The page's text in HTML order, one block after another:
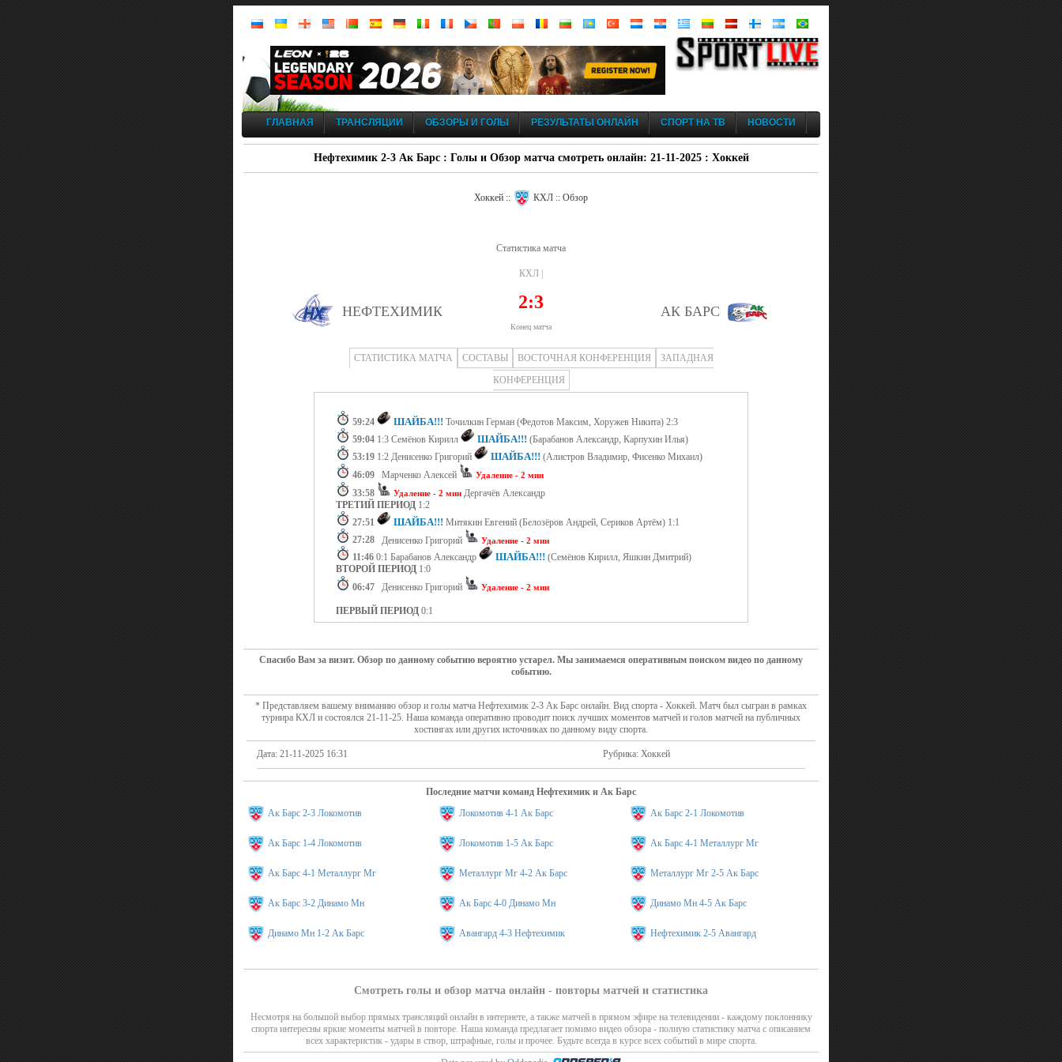
ГЛАВНАЯ ТРАНСЛЯЦИИ ОБЗОРЫ И ГОЛЫ РЕЗУЛЬТАТЫ ОНЛАЙН СПОРТ НА ТВ НОВОСТИ
Нефтехимик 2-3 Ак Барс : Голы и Обзор матча смотреть онлайн: 21-11-2025 : Хоккей
Хоккей :: КХЛ :: Обзор
Статистика матча
КХЛ |
НЕФТЕХИМИК 2:3
Конец матча
АК БАРС
СТАТИСТИКА МАТЧА СОСТАВЫ ВОСТОЧНАЯ КОНФЕРЕНЦИЯ
ЗАПАДНАЯ
КОНФЕРЕНЦИЯ
59:24 ШАЙБА!!! Точилкин Герман (Федотов Максим, Хоружев Никита) 2:3
59:04 1:3 Семёнов Кирилл ШАЙБА!!! (Барабанов Александр, Карпухин Илья)
53:19 1:2 Денисенко Григорий ШАЙБА!!! (Алистров Владимир, Фисенко Михаил)
46:09 Марченко Алексей Удаление - 2 мин
33:58 Удаление - 2 мин Дергачёв Александр
ТРЕТИЙ ПЕРИОД 1:2
27:51
ШАЙБА!!! Митякин Евгений (Белозёров Андрей, Сериков Артём) 1:1
27:28 Денисенко Григорий Удаление - 2 мин
11:46 0:1 Барабанов Александр ШАЙБА!!! (Семёнов Кирилл, Яшкин Дмитрий)
ВТОРОЙ ПЕРИОД 1:0
06:47 Денисенко Григорий Удаление - 2 мин
ПЕРВЫЙ ПЕРИОД 0:1
Спасибо Вам за визит. Обзор по данному событию вероятно устарел. Мы занимаемся оперативным поиском видео по данному
событию.
* Представляем вашему вниманию обзор и голы матча Нефтехимик 2-3 Ак Барс онлайн. Вид спорта - Хоккей. Матч был сыгран в рамках
турнира КХЛ и состоялся 21-11-25. Наша команда оперативно проводит поиск лучших моментов матчей и голов матчей на публичных
хостингах или других источниках по данному виду спорта.
Дата: 21-11-2025 16:31 Рубрика: Хоккей
Последние матчи команд Нефтехимик и Ак Барс
Ак Барс 2-3 Локомотив
Локомотив 4-1 Ак Барс Ак Барс 2-1 Локомотив
Ак Барс 1-4 Локомотив Локомотив 1-5 Ак Барс Ак Барс 4-1 Металлург Мг
Ак Барс 4-1 Металлург Мг Металлург Мг 4-2 Ак Барс Металлург Мг 2-5 Ак Барс
Ак Барс 3-2 Динамо Мн Ак Барс 4-0 Динамо Мн Динамо Мн 4-5 Ак Барс
Динамо Мн 1-2 Ак Барс Авангард 4-3 Нефтехимик Нефтехимик 2-5 Авангард
Смотреть голы и обзор матча онлайн - повторы матчей и статистика
Несмотря на большой выбор прямых трансляций онлайн в интернете, а также матчей в прямом эфире на телевидении - каждому поклоннику
спорта интересны яркие моменты матчей в повторе. Наша команда предлагает помимо видео обзора - полную статистику матча с описанием
всех характеристик - удары в створ, штрафные, голы и прочее. Будьте всегда в курсе всех событий в мире спорта.